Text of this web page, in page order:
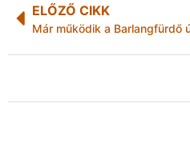
ELŐZŐ CIKK